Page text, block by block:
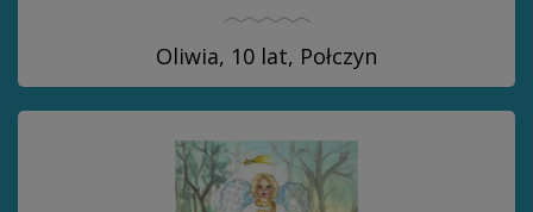
Oliwia, 10 lat, Połczyn